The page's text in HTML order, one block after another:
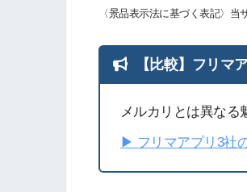
〈景品表示法に基づく表記〉当
【比較】フリマ
メルカリとは異なる
▶︎ フリマアプリ3社